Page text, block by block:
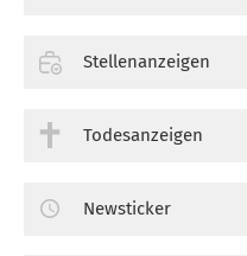
Stellenanzeigen
Todesanzeigen
Newsticker